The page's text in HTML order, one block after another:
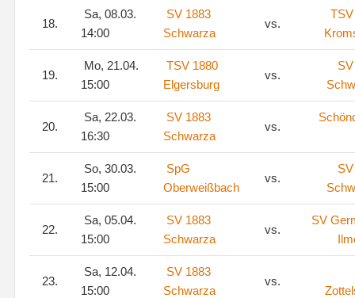
18.
Sa, 08.03.
14:00
SV 1883
Schwarza
vs.
19.
Mo, 21.04.
15:00
TSV 1880
Elgersburg
vs.
20.
Sa, 22.03.
16:30
SV 1883
Schwarza
vs.
21.
So, 30.03.
15:00
SpG
Oberweißbach
vs.
22.
Sa, 05.04.
15:00
SV 1883
Schwarza
vs.
SV
23.
Sa, 12.04.
15:00
SV 1883
Schwarza
vs.